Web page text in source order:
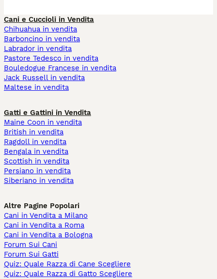
Cani e Cuccioli in Vendita
Chihuahua in vendita
Barboncino in vendita
Labrador in vendita
Pastore Tedesco in vendita
Bouledogue Francese in vendita
Jack Russell in vendita
Maltese in vendita
Gatti e Gattini in Vendita
Maine Coon in vendita
British in vendita
Ragdoll in vendita
Bengala in vendita
Scottish in vendita
Persiano in vendita
Siberiano in vendita
Altre Pagine Popolari
Cani in Vendita a Milano
Cani in Vendita a Roma
Cani in Vendita a Bologna
Forum Sui Cani
Forum Sui Gatti
Quiz: Quale Razza di Cane Scegliere
Quiz: Quale Razza di Gatto Scegliere